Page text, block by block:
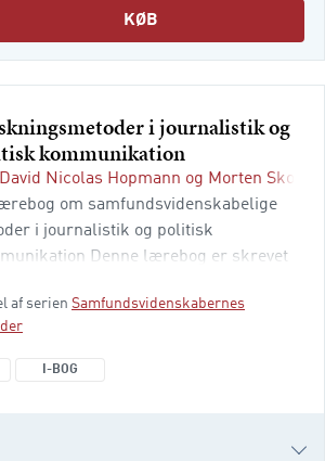
KØB
i journalistik og
kommunikation
David Nicolas Hopmann og Morten
om samfundsvidenskabelige
i journalistik og politisk
Denne lærebog er skrevet
medier og kommunikation,
politisk kommunikation. Den
sig især til studerende, men
af serien Samfundsvidenskabernes
I-BOG